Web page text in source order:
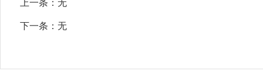
上一条： 无
下一条： 无